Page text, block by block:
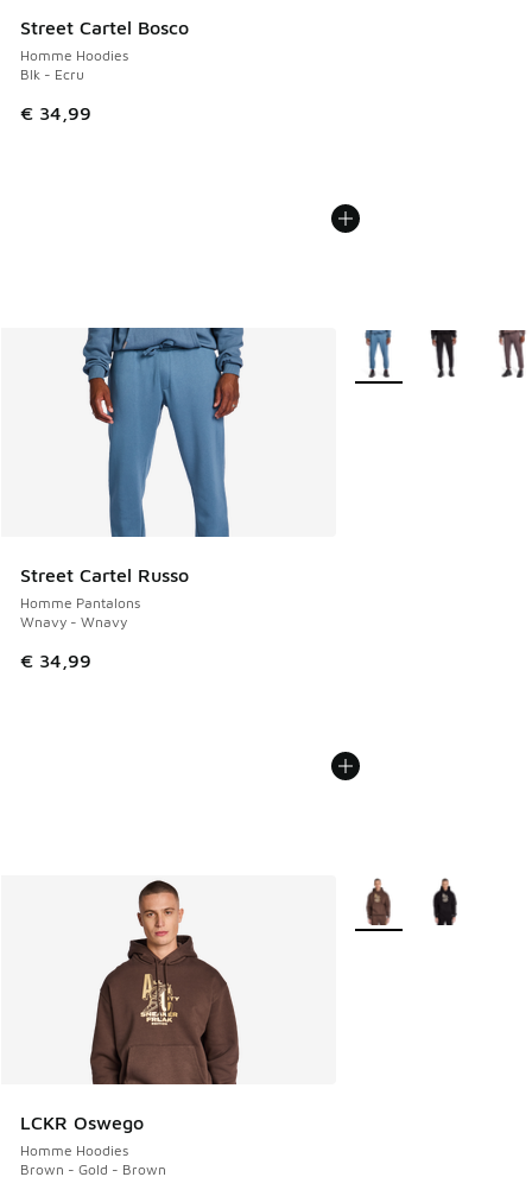
Street Cartel Bosco
Homme Hoodies
Blk - Ecru
€ 34,99
Street Cartel Russo
Homme Pantalons
Wnavy - Wnavy
€ 34,99
Plus de couleurs
LCKR Oswego
Homme Hoodies
Brown - Gold - Brown
Plus de couleurs